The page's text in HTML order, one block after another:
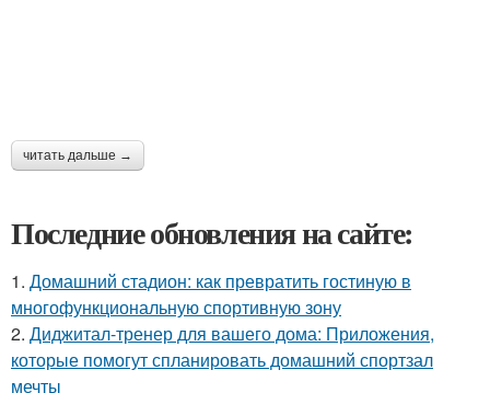
читать дальше →
Последние обновления на сайте:
1. Домашний стадион: как превратить гостиную в
многофункциональную спортивную зону
2. Диджитал-тренер для вашего дома: Приложения,
которые помогут спланировать домашний спортзал
мечты